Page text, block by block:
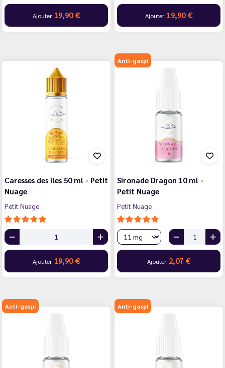
Ajouter 19,90 € Ajouter 19,90 €
Caresses des Iles 50 ml - Petit
Nuage
Petit Nuage
Ajouter 19,90 €
Anti-gaspi
Sironade Dragon 10 ml -
Petit Nuage
Petit Nuage
Ajouter 2,07 €
Anti-gaspi Anti-gaspi